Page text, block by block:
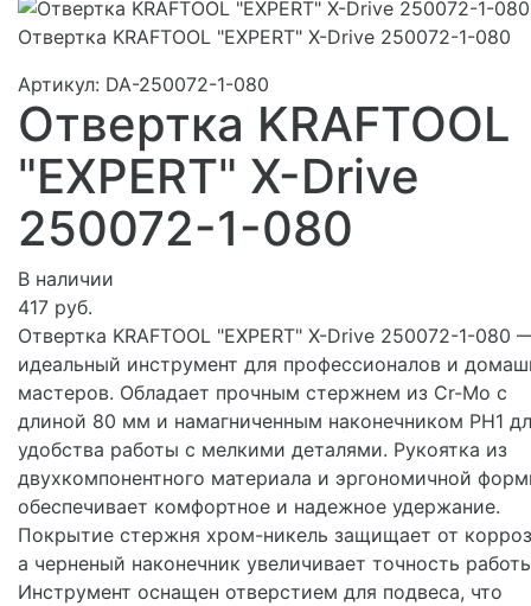
Отвертка KRAFTOOL "EXPERT" X-Drive 250072-1-080
Артикул: DA-250072-1-080
Отвертка KRAFTOOL
"EXPERT" X-Drive
250072-1-080
В наличии
417 руб.
Отвертка KRAFTOOL "EXPERT" X-Drive 250072-1-080
идеальный инструмент для профессионалов и
мастеров. Обладает прочным стержнем из Cr-Mo с
длиной 80 мм и намагниченным наконечником PH1
удобства работы с мелкими деталями. Рукоятка из
двухкомпонентного материала и эргономичной
обеспечивает комфортное и надежное удержание.
Покрытие стержня хром-никель защищает от
а черненый наконечник увеличивает точность
Инструмент оснащен отверстием для подвеса, что